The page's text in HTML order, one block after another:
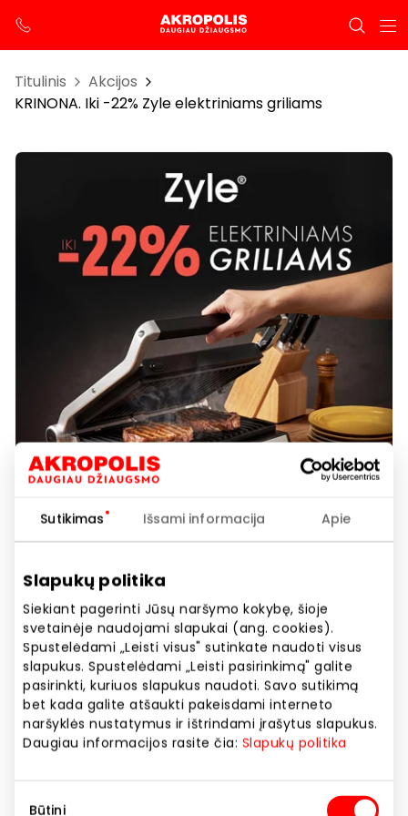
Sutikimas Išsami informacija Apie
Slapukų politika
Siekiant pagerinti Jūsų naršymo kokybę, šioje
svetainėje naudojami slapukai (ang. cookies).
Spustelėdami „Leisti visus" sutinkate naudoti visus
slapukus. Spustelėdami „Leisti pasirinkimą" galite
pasirinkti, kuriuos slapukus naudoti. Savo sutikimą
bet kada galite atšaukti pakeisdami interneto
naršyklės nustatymus ir ištrindami įrašytus slapukus.
Daugiau informacijos rasite čia: Slapukų politika
Būtini
Titulinis
Akcijos
KRINONA. Iki -22% Zyle elektriniams griliams
KRINONA. Iki -22% Zyle
elektriniams griliams
3 aukštas
Akcijos trukmė
Nuo 2026.05.01iki2026.05.31
Rodyti lokaciją žemėlapyje